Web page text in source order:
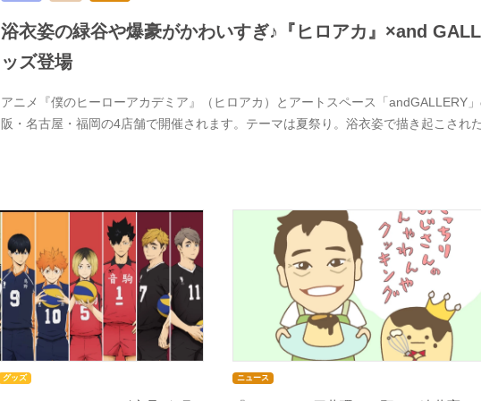
浴衣姿の緑谷や爆豪がかわいすぎ♪『ヒロアカ』×and
ッズ登場
アニメ『僕のヒーローアカデミア』（ヒロアカ）とアートスペース「andGALLERY
阪・名古屋・福岡の4店舗で開催されます。テーマは夏祭り。浴衣姿で描き起こされ
グッズ ニュース